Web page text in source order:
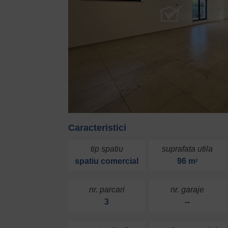
Caracteristici
tip spatiu
spatiu comercial
suprafata utila
96 m2
nr. parcari
3
nr. garaje
--